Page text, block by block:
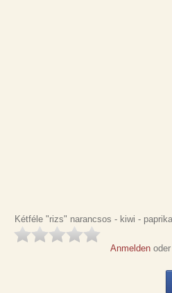
Kétféle "rizs" narancsos - kiwi -
Anmelden oder